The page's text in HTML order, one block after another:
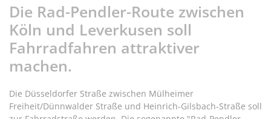
Die Rad-Pendler-Route zwischen
Köln und Leverkusen soll
Fahrradfahren attraktiver
machen.
Die Düsseldorfer Straße zwischen Mülheimer
Freiheit/Dünnwalder Straße und Heinrich-Gilsbach-Straße soll